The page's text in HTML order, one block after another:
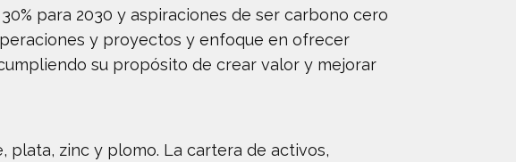
para 2030 y aspiraciones de ser carbono cero
y proyectos y enfoque en ofrecer
su propósito de crear valor y mejorar
zinc y plomo. La cartera de activos,